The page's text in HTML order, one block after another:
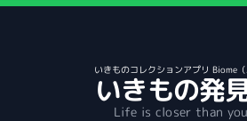
いきものコレクションアプリ Biome
いきもの発
Life is closer than